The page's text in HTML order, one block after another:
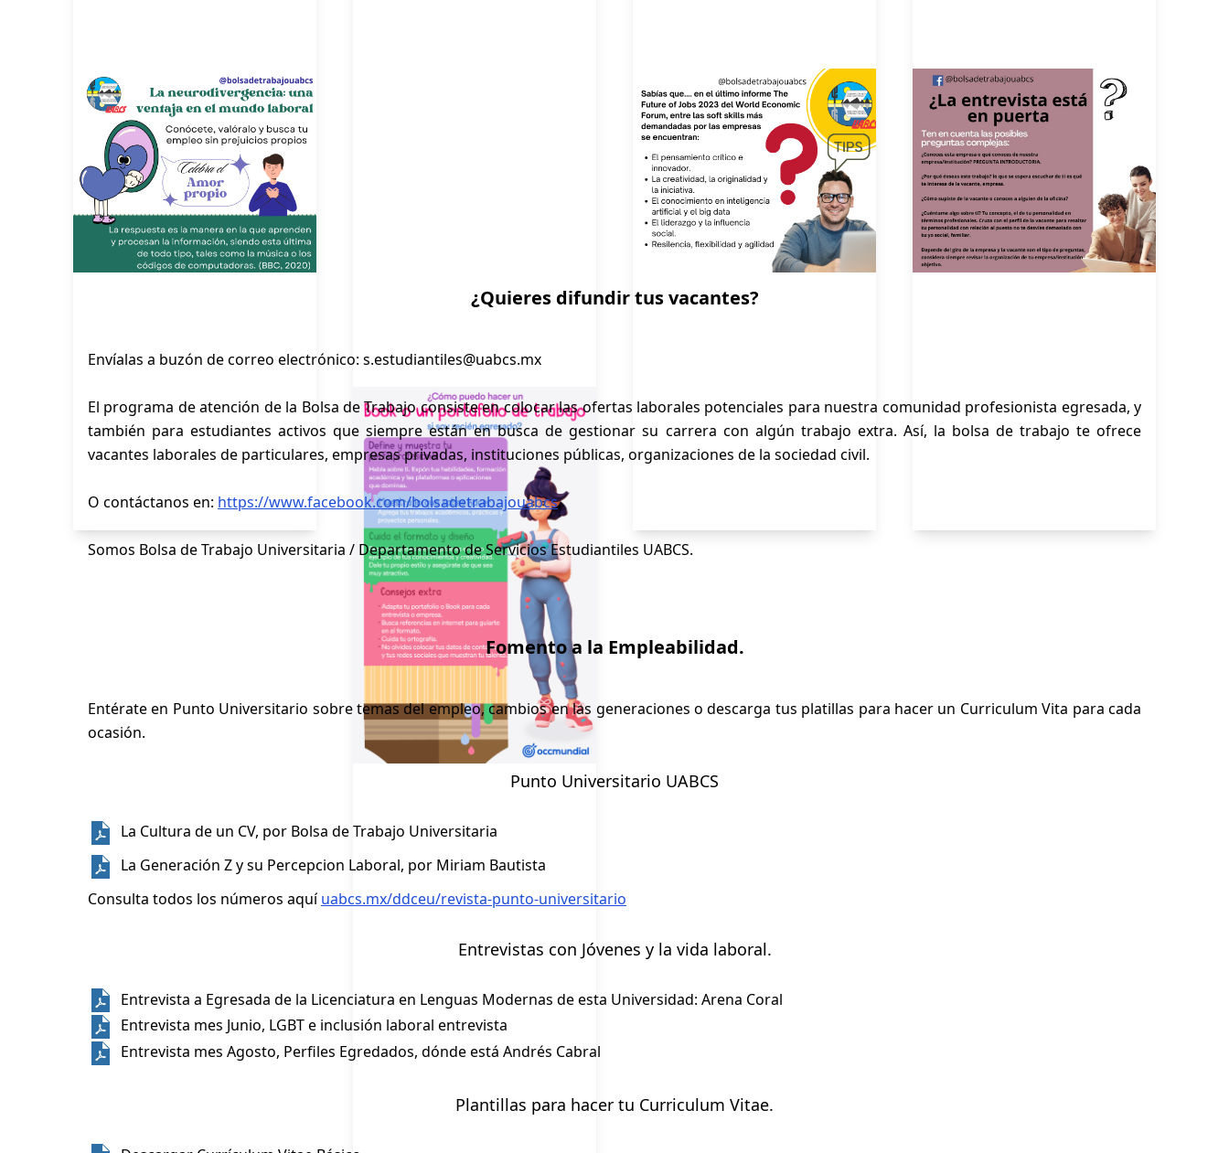
¿Quieres difundir tus vacantes?
Envíalas a buzón de correo electrónico: s.estudiantiles@uabcs.mx
El programa de atención de la Bolsa de Trabajo consiste en colocar las ofertas laborales potenciales para nuestra comunidad profesionista egresada, y
también para estudiantes activos que siempre están en busca de gestionar su carrera con algún trabajo extra. Así, la bolsa de trabajo te ofrece
vacantes laborales de particulares, empresas privadas, instituciones públicas, organizaciones de la sociedad civil.
O contáctanos en: https://www.facebook.com/bolsadetrabajouabcs.
Somos Bolsa de Trabajo Universitaria / Departamento de Servicios Estudiantiles UABCS.
Fomento a la Empleabilidad.
Entérate en Punto Universitario sobre temas del empleo, cambios en las generaciones o descarga tus platillas para hacer un Curriculum Vita para cada
ocasión.
Punto Universitario UABCS
La Cultura de un CV, por Bolsa de Trabajo Universitaria
La Generación Z y su Percepcion Laboral, por Miriam Bautista
Consulta todos los números aquíuabcs.mx/ddceu/revista-punto-universitario
Entrevistas con Jóvenes y la vida laboral.
Entrevista a Egresada de la Licenciatura en Lenguas Modernas de esta Universidad: Arena Coral
Entrevista mes Junio, LGBT e inclusión laboral entrevista
Entrevista mes Agosto, Perfiles Egredados, dónde está Andrés Cabral
Plantillas para hacer tu Curriculum Vitae.